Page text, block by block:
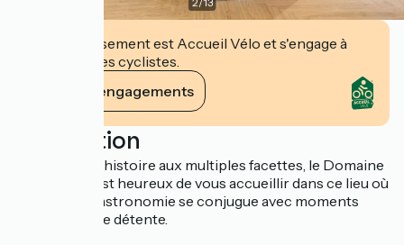
Cet établissement est Accueil Vélo et s'engage à
accueillir des cyclistes.
Voir ses engagements
Description
Site chargé d’histoire aux multiples facettes, le Domaine
du Limonay est heureux de vous accueillir dans ce lieu où
plaisir de la gastronomie se conjugue avec moments
d’évasion et de détente.